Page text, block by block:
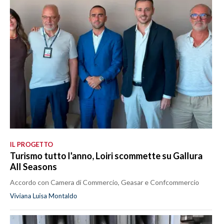
IL PROGETTO
Turismo tutto l'anno, Loiri scommette su Gallura
All Seasons
Accordo con Camera di Commercio, Geasar e Confcommercio
Viviana Luisa Montaldo